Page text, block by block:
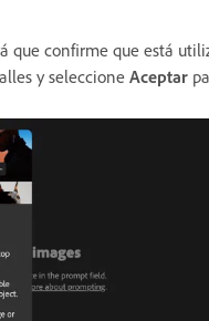
que confirme que está
y seleccione Aceptar